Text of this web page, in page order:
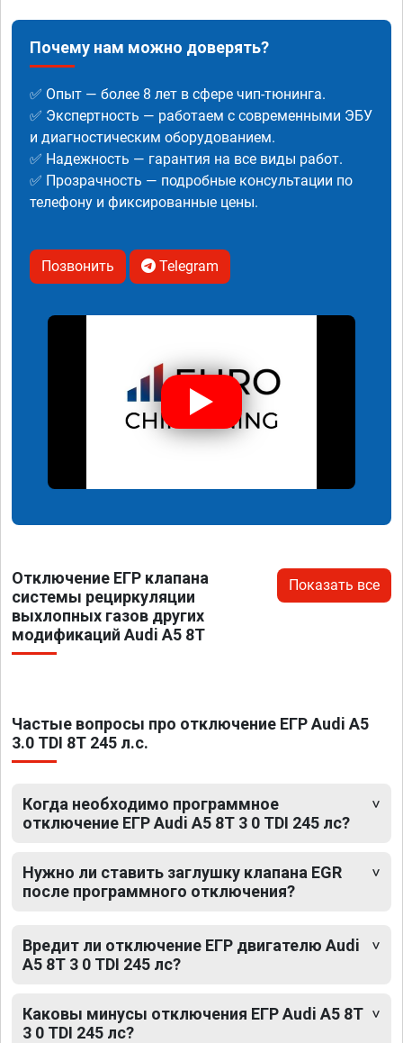
Почему нам можно доверять?
✅ Опыт — более 8 лет в сфере чип-тюнинга.
✅ Экспертность — работаем с современными ЭБУ
и диагностическим оборудованием.
✅ Надежность — гарантия на все виды работ.
✅ Прозрачность — подробные консультации по
телефону и фиксированные цены.
Позвонить Telegram
Отключение ЕГР клапана
системы рециркуляции
выхлопных газов других
модификаций Audi A5 8T
Показать все
Частые вопросы про отключение ЕГР Audi A5
3.0 TDI 8T 245 л.с.
Когда необходимо программное
отключение ЕГР Audi A5 8T 3 0 TDI 245 лс?
Нужно ли ставить заглушку клапана EGR
после программного отключения?
Вредит ли отключение ЕГР двигателю Audi
A5 8T 3 0 TDI 245 лс?
Каковы минусы отключения ЕГР Audi A5 8T
3 0 TDI 245 лс?